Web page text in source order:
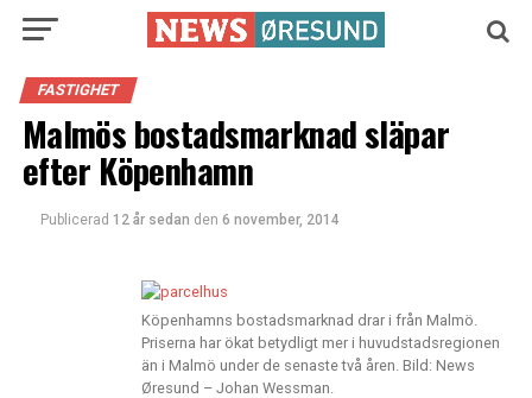
FASTIGHET
Malmös bostadsmarknad släpar
efter Köpenhamn
Publicerad 12 år sedan den 6 november, 2014
Köpenhamns bostadsmarknad drar i från Malmö.
Priserna har ökat betydligt mer i huvudstadsregionen
än i Malmö under de senaste två åren. Bild: News
Øresund – Johan Wessman.